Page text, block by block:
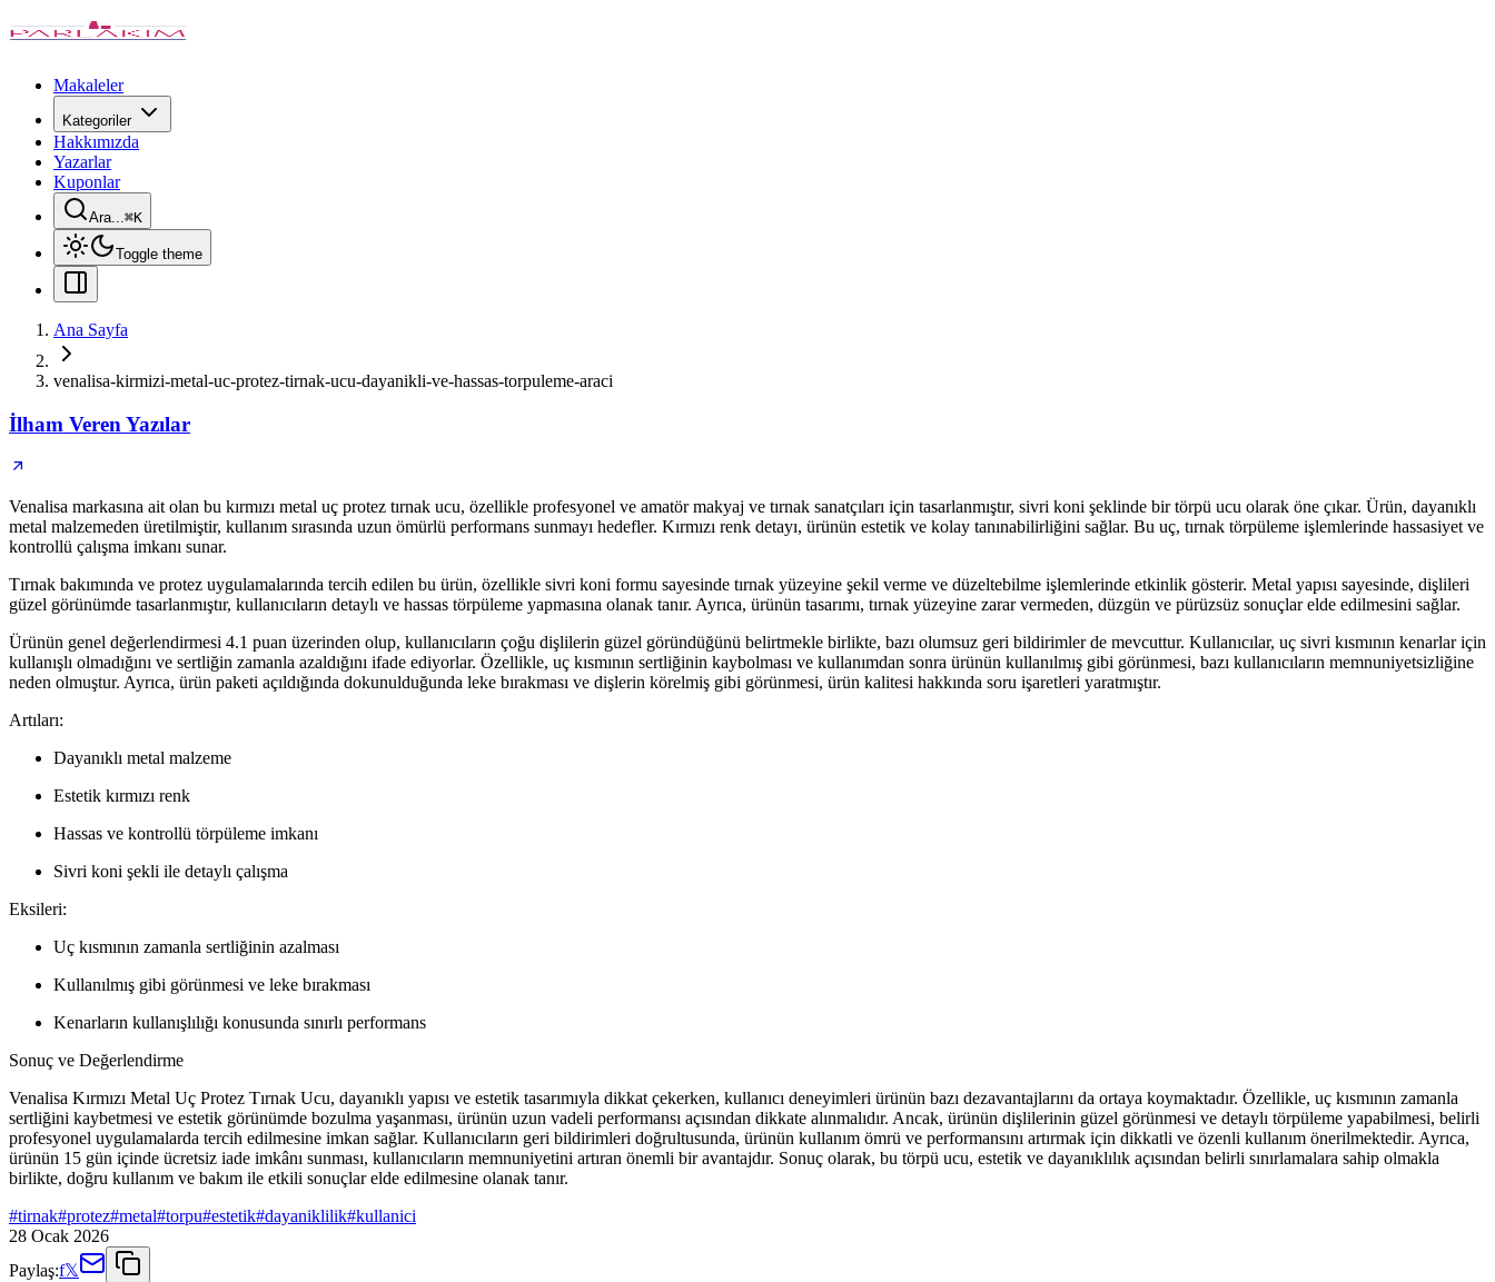
Makaleler
Kategoriler
Hakkımızda
Yazarlar
Kuponlar
Ara...⌘K
Toggle theme
Ana Sayfa
venalisa-kirmizi-metal-uc-protez-tirnak-ucu-dayanikli-ve-hassas-torpuleme-araci
İlham Veren Yazılar
Venalisa markasına ait olan bu kırmızı metal uç protez tırnak ucu, özellikle profesyonel ve amatör makyaj ve tırnak sanatçıları için tasarlanmıştır, sivri koni şeklinde bir törpü ucu olarak öne çıkar. Ürün, dayanıklı
metal malzemeden üretilmiştir, kullanım sırasında uzun ömürlü performans sunmayı hedefler. Kırmızı renk detayı, ürünün estetik ve kolay tanınabilirliğini sağlar. Bu uç, tırnak törpüleme işlemlerinde hassasiyet ve
kontrollü çalışma imkanı sunar.
Tırnak bakımında ve protez uygulamalarında tercih edilen bu ürün, özellikle sivri koni formu sayesinde tırnak yüzeyine şekil verme ve düzeltebilme işlemlerinde etkinlik gösterir. Metal yapısı sayesinde, dişlileri
güzel görünümde tasarlanmıştır, kullanıcıların detaylı ve hassas törpüleme yapmasına olanak tanır. Ayrıca, ürünün tasarımı, tırnak yüzeyine zarar vermeden, düzgün ve pürüzsüz sonuçlar elde edilmesini sağlar.
Ürünün genel değerlendirmesi 4.1 puan üzerinden olup, kullanıcıların çoğu dişlilerin güzel göründüğünü belirtmekle birlikte, bazı olumsuz geri bildirimler de mevcuttur. Kullanıcılar, uç sivri kısmının kenarlar için
kullanışlı olmadığını ve sertliğin zamanla azaldığını ifade ediyorlar. Özellikle, uç kısmının sertliğinin kaybolması ve kullanımdan sonra ürünün kullanılmış gibi görünmesi, bazı kullanıcıların memnuniyetsizliğine
neden olmuştur. Ayrıca, ürün paketi açıldığında dokunulduğunda leke bırakması ve dişlerin körelmiş gibi görünmesi, ürün kalitesi hakkında soru işaretleri yaratmıştır.
Artıları:
Dayanıklı metal malzeme
Estetik kırmızı renk
Hassas ve kontrollü törpüleme imkanı
Sivri koni şekli ile detaylı çalışma
Eksileri:
Uç kısmının zamanla sertliğinin azalması
Kullanılmış gibi görünmesi ve leke bırakması
Kenarların kullanışlılığı konusunda sınırlı performans
Sonuç ve Değerlendirme
Venalisa Kırmızı Metal Uç Protez Tırnak Ucu, dayanıklı yapısı ve estetik tasarımıyla dikkat çekerken, kullanıcı deneyimleri ürünün bazı dezavantajlarını da ortaya koymaktadır. Özellikle, uç kısmının zamanla
sertliğini kaybetmesi ve estetik görünümde bozulma yaşanması, ürünün uzun vadeli performansı açısından dikkate alınmalıdır. Ancak, ürünün dişlilerinin güzel görünmesi ve detaylı törpüleme yapabilmesi, belirli
profesyonel uygulamalarda tercih edilmesine imkan sağlar. Kullanıcıların geri bildirimleri doğrultusunda, ürünün kullanım ömrü ve performansını artırmak için dikkatli ve özenli kullanım önerilmektedir. Ayrıca,
ürünün 15 gün içinde ücretsiz iade imkânı sunması, kullanıcıların memnuniyetini artıran önemli bir avantajdır. Sonuç olarak, bu törpü ucu, estetik ve dayanıklılık açısından belirli sınırlamalara sahip olmakla
birlikte, doğru kullanım ve bakım ile etkili sonuçlar elde edilmesine olanak tanır.
#tirnak#protez#metal#torpu#estetik#dayaniklilik#kullanici
28 Ocak 2026
Paylaş:f𝕏